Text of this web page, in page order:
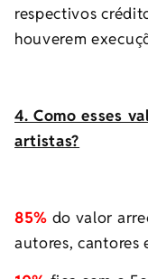
respectivos
houverem
4. Como esses
artistas?
85% do valor
autores, cantores